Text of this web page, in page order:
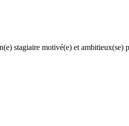
stagiaire motivé(e) et